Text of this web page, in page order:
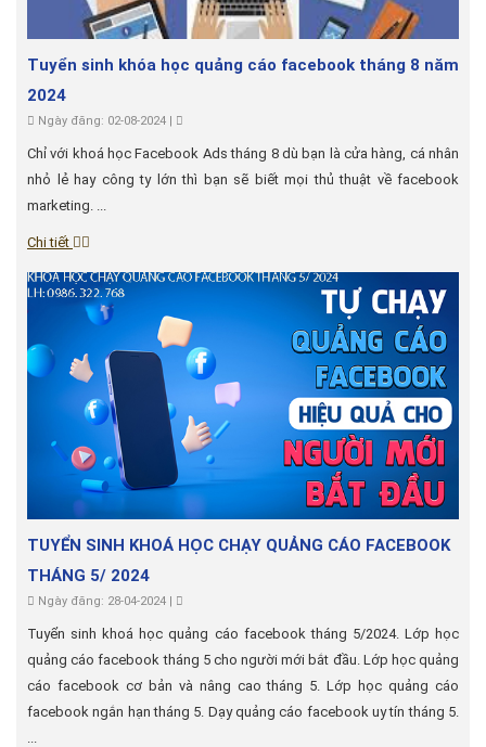
Tuyển sinh khóa học quảng cáo facebook tháng 8 năm
2024
Ngày đăng: 02-08-2024 |
Chỉ với khoá học Facebook Ads tháng 8 dù bạn là cửa hàng, cá nhân
nhỏ lẻ hay công ty lớn thì bạn sẽ biết mọi thủ thuật về facebook
marketing. ...
Chi tiết
TUYỂN SINH KHOÁ HỌC CHẠY QUẢNG CÁO FACEBOOK
THÁNG 5/ 2024
Ngày đăng: 28-04-2024 |
Tuyển sinh khoá học quảng cáo facebook tháng 5/2024. Lớp học
quảng cáo facebook tháng 5 cho người mới bắt đầu. Lớp học quảng
cáo facebook cơ bản và nâng cao tháng 5. Lớp học quảng cáo
facebook ngắn hạn tháng 5. Dạy quảng cáo facebook uy tín tháng 5.
...